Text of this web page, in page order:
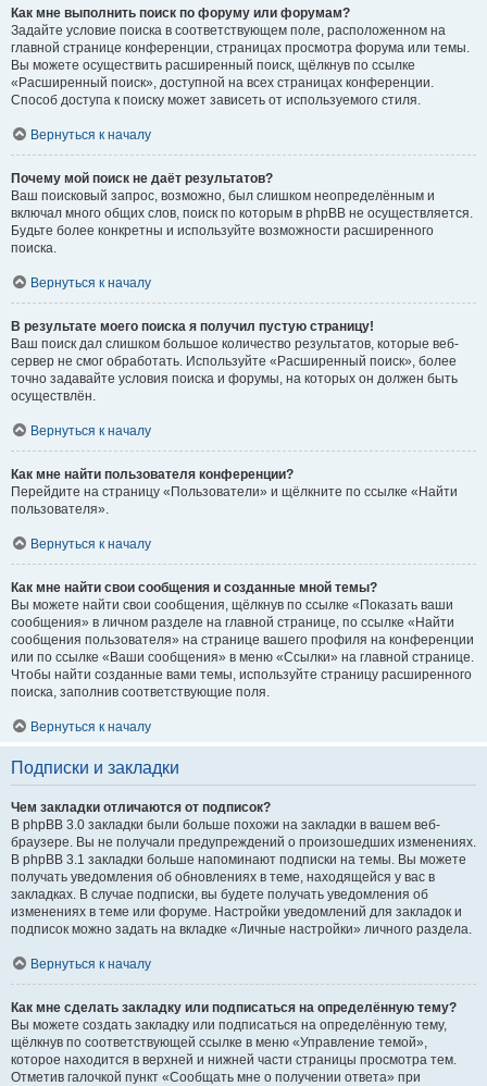
Как мне выполнить поиск по форуму или форумам?
Задайте условие поиска в соответствующем поле, расположенном на
главной странице конференции, страницах просмотра форума или темы.
Вы можете осуществить расширенный поиск, щёлкнув по ссылке
«Расширенный поиск», доступной на всех страницах конференции.
Способ доступа к поиску может зависеть от используемого стиля.
Вернуться к началу
Почему мой поиск не даёт результатов?
Ваш поисковый запрос, возможно, был слишком неопределённым и
включал много общих слов, поиск по которым в phpBB не осуществляется.
Будьте более конкретны и используйте возможности расширенного
поиска.
Вернуться к началу
В результате моего поиска я получил пустую страницу!
Ваш поиск дал слишком большое количество результатов, которые веб-
сервер не смог обработать. Используйте «Расширенный поиск», более
точно задавайте условия поиска и форумы, на которых он должен быть
осуществлён.
Вернуться к началу
Как мне найти пользователя конференции?
Перейдите на страницу «Пользователи» и щёлкните по ссылке «Найти
пользователя».
Вернуться к началу
Как мне найти свои сообщения и созданные мной темы?
Вы можете найти свои сообщения, щёлкнув по ссылке «Показать ваши
сообщения» в личном разделе на главной странице, по ссылке «Найти
сообщения пользователя» на странице вашего профиля на конференции
или по ссылке «Ваши сообщения» в меню «Ссылки» на главной странице.
Чтобы найти созданные вами темы, используйте страницу расширенного
поиска, заполнив соответствующие поля.
Вернуться к началу
Подписки и закладки
Чем закладки отличаются от подписок?
В phpBB 3.0 закладки были больше похожи на закладки в вашем веб-
браузере. Вы не получали предупреждений о произошедших изменениях.
В phpBB 3.1 закладки больше напоминают подписки на темы. Вы можете
получать уведомления об обновлениях в теме, находящейся у вас в
закладках. В случае подписки, вы будете получать уведомления об
изменениях в теме или форуме. Настройки уведомлений для закладок и
подписок можно задать на вкладке «Личные настройки» личного раздела.
Вернуться к началу
Как мне сделать закладку или подписаться на определённую тему?
Вы можете создать закладку или подписаться на определённую тему,
щёлкнув по соответствующей ссылке в меню «Управление темой»,
которое находится в верхней и нижней части страницы просмотра тем.
Отметив галочкой пункт «Сообщать мне о получении ответа» при